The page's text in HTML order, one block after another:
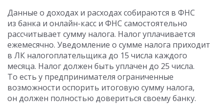
Данные о доходах и расходах собираются в ФНС
из банка и онлайн-касс и ФНС самостоятельно
рассчитывает сумму налога. Налог уплачивается
ежемесячно. Уведомление о сумме налога приходит
в ЛК налогоплательщика до 15 числа каждого
месяца. Налог должен быть уплачен до 25 числа.
То есть у предпринимателя ограниченные
возможности оспорить итоговую сумму налога,
он должен полностью довериться своему банку.